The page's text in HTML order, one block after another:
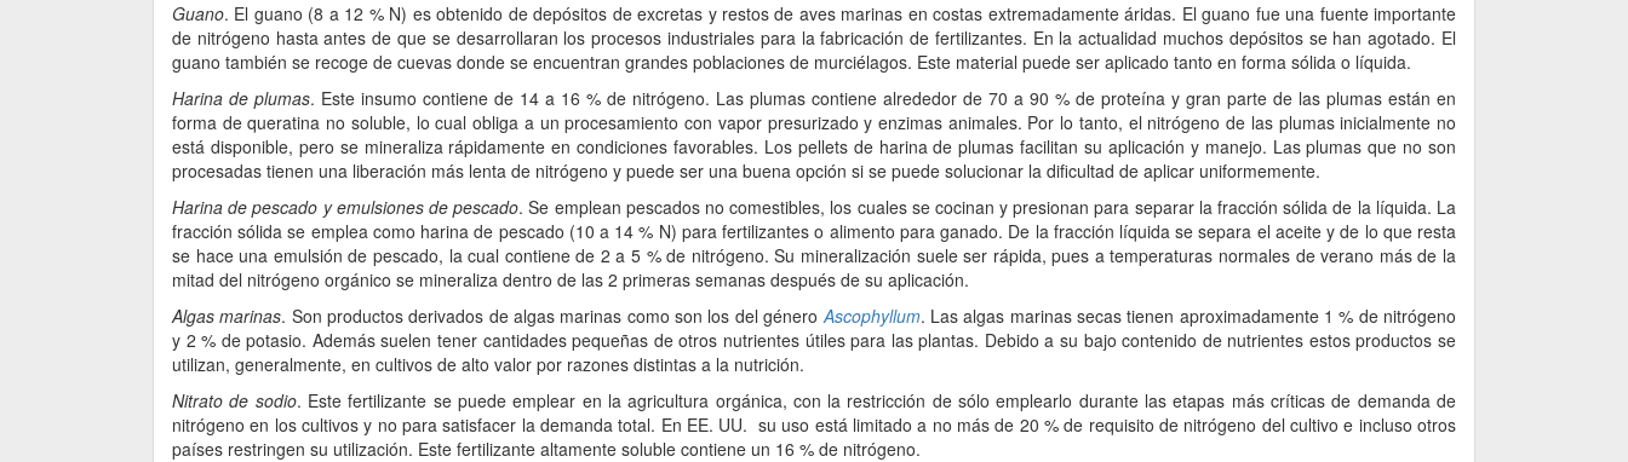
Guano. El guano (8 a 12 % N) es obtenido de depósitos de excretas y restos de aves marinas en costas extremadamente áridas. El guano fue una fuente importante
de nitrógeno hasta antes de que se desarrollaran los procesos industriales para la fabricación de fertilizantes. En la actualidad muchos depósitos se han agotado. El
guano también se recoge de cuevas donde se encuentran grandes poblaciones de murciélagos. Este material puede ser aplicado tanto en forma sólida o líquida.
Harina de plumas. Este insumo contiene de 14 a 16 % de nitrógeno. Las plumas contiene alrededor de 70 a 90 % de proteína y gran parte de las plumas están en
forma de queratina no soluble, lo cual obliga a un procesamiento con vapor presurizado y enzimas animales. Por lo tanto, el nitrógeno de las plumas inicialmente no
está disponible, pero se mineraliza rápidamente en condiciones favorables. Los pellets de harina de plumas facilitan su aplicación y manejo. Las plumas que no son
procesadas tienen una liberación más lenta de nitrógeno y puede ser una buena opción si se puede solucionar la dificultad de aplicar uniformemente.
Harina de pescado y emulsiones de pescado. Se emplean pescados no comestibles, los cuales se cocinan y presionan para separar la fracción sólida de la líquida. La
fracción sólida se emplea como harina de pescado (10 a 14 % N) para fertilizantes o alimento para ganado. De la fracción líquida se separa el aceite y de lo que resta
se hace una emulsión de pescado, la cual contiene de 2 a 5 % de nitrógeno. Su mineralización suele ser rápida, pues a temperaturas normales de verano más de la
mitad del nitrógeno orgánico se mineraliza dentro de las 2 primeras semanas después de su aplicación.
Algas marinas. Son productos derivados de algas marinas como son los del géneroAscophyllum. Las algas marinas secas tienen aproximadamente 1 % de nitrógeno
y 2 % de potasio. Además suelen tener cantidades pequeñas de otros nutrientes útiles para las plantas. Debido a su bajo contenido de nutrientes estos productos se
utilizan, generalmente, en cultivos de alto valor por razones distintas a la nutrición.
Nitrato de sodio. Este fertilizante se puede emplear en la agricultura orgánica, con la restricción de sólo emplearlo durante las etapas más críticas de demanda de
nitrógeno en los cultivos y no para satisfacer la demanda total. En EE. UU. su uso está limitado a no más de 20 % de requisito de nitrógeno del cultivo e incluso otros
países restringen su utilización. Este fertilizante altamente soluble contiene un 16 % de nitrógeno.